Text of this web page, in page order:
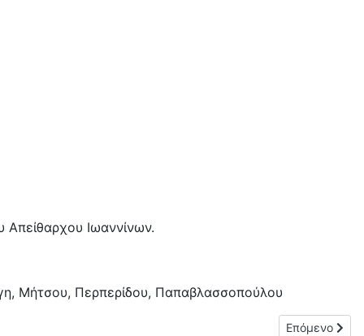
Ιωαννίνων.
Μήτσου, Περπερίδου, Παπαβλασσοπούλου
Επόμενο
Επόμενο